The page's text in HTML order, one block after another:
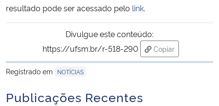
Ministério do Desenvolvimento Regional
Controladoria-Geral da União
Ministério da Mulher, da Família e dos Direitos Humanos
resultado pode ser acessado pelo link.
Divulgue este conteúdo:
https://ufsm.br/r-518-290
Copiar
para área de
Registrado em
NOTÍCIAS
Publicações Recentes